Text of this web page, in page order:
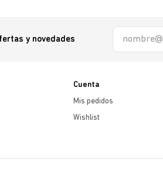
y novedades
Cuenta
Mis pedidos
Wishlist